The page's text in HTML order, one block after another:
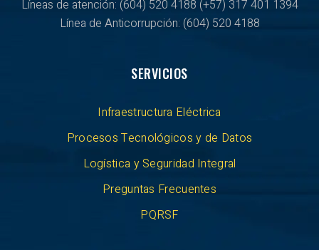
Líneas de atención: (604) 520 4188 (+57) 317 401 1394
Línea de Anticorrupción: (604) 520 4188
SERVICIOS
Infraestructura Eléctrica
Procesos Tecnológicos y de Datos
Logística y Seguridad Integral
Preguntas Frecuentes
PQRSF